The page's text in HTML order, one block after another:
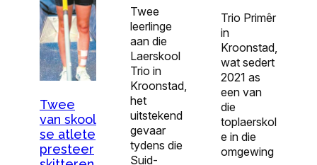
Twee
van skool
se atlete
presteer
Twee
leerlinge
aan die
Laerskool
Trio in
Kroonstad,
het
uitstekend
gevaar
tydens die
Suid-
Trio Primêr
in
Kroonstad,
wat sedert
2021 as
een van
die
toplaerskol
e in die
omgewing